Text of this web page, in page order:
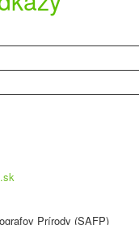
Prírody (SAFP)